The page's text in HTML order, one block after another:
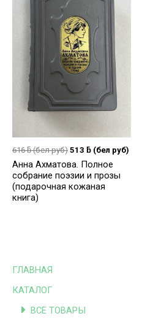
ГЛАВНАЯ
КАТАЛОГ
ВСЕ ТОВАРЫ
616ƃ(бел руб) 513 ƃ (бел руб)
Анна Ахматова. Полное
собрание поэзии и прозы
(подарочная кожаная
книга)